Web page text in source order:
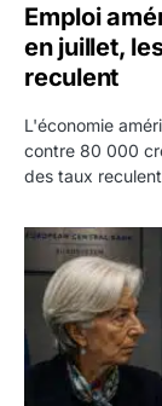
Emploi
en juillet,
reculent
L'économie
contre 80 000
des taux
Yen :